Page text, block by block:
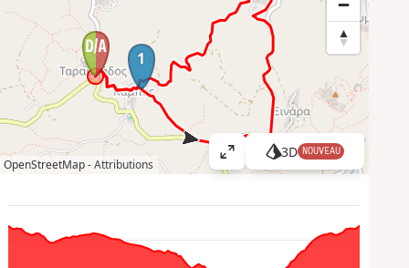
1
OpenStreetMap -Attributions
A
ff
h
3D NOUVEAU